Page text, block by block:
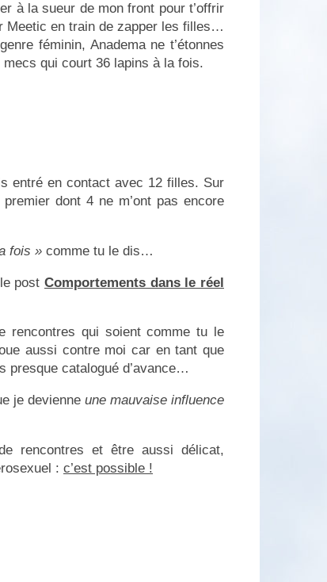
à la sueur de mon front pour t’offrir
en train de zapper les filles…
féminin, Anadema ne t’étonnes
qui court 36 lapins à la fois.
entré en contact avec 12 filles. Sur
dont 4 ne m’ont pas encore
fois » comme tu le dis…
post Comportements dans le réel
rencontres qui soient comme tu le
aussi contre moi car en tant que
presque catalogué d’avance…
je devienne une mauvaise influence
rencontres et être aussi délicat,
: c’est possible !